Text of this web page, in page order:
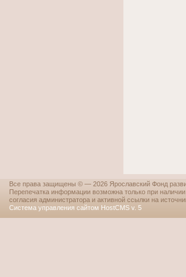
Все права защищены © — 2026 Ярославский Фонд
Перепечатка информации возможна только при наличии
согласия администратора и активной ссылки на
Система управления сайтом HostCMS v. 5